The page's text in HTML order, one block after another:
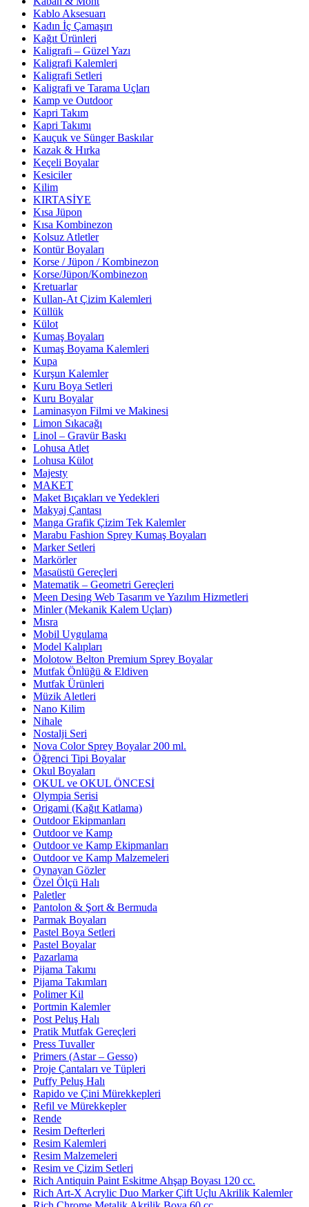
Kablo Aksesuarı
Kadın İç Çamaşırı
Kağıt Ürünleri
Kaligrafi – Güzel Yazı
Kaligrafi Kalemleri
Kaligrafi Setleri
Kaligrafi ve Tarama Uçları
Kamp ve Outdoor
Kapri Takım
Kapri Takımı
Kauçuk ve Sünger Baskılar
Kazak & Hırka
Keçeli Boyalar
Kesiciler
Kilim
KIRTASİYE
Kısa Jüpon
Kısa Kombinezon
Kolsuz Atletler
Kontür Boyaları
Korse / Jüpon / Kombinezon
Korse/Jüpon/Kombinezon
Kretuarlar
Kullan-At Çizim Kalemleri
Küllük
Külot
Kumaş Boyaları
Kumaş Boyama Kalemleri
Kupa
Kurşun Kalemler
Kuru Boya Setleri
Kuru Boyalar
Laminasyon Filmi ve Makinesi
Limon Sıkacağı
Linol – Gravür Baskı
Lohusa Atlet
Lohusa Külot
Majesty
MAKET
Maket Bıçakları ve Yedekleri
Makyaj Çantası
Manga Grafik Çizim Tek Kalemler
Marabu Fashion Sprey Kumaş Boyaları
Marker Setleri
Markörler
Masaüstü Gereçleri
Matematik – Geometri Gereçleri
Meen Desing Web Tasarım ve Yazılım Hizmetleri
Minler (Mekanik Kalem Uçları)
Mısra
Mobil Uygulama
Model Kalıpları
Molotow Belton Premium Sprey Boyalar
Mutfak Önlüğü & Eldiven
Mutfak Ürünleri
Müzik Aletleri
Nano Kilim
Nihale
Nostalji Seri
Nova Color Sprey Boyalar 200 ml.
Öğrenci Tipi Boyalar
Okul Boyaları
OKUL ve OKUL ÖNCESİ
Olympia Serisi
Origami (Kağıt Katlama)
Outdoor Ekipmanları
Outdoor ve Kamp
Outdoor ve Kamp Ekipmanları
Outdoor ve Kamp Malzemeleri
Oynayan Gözler
Özel Ölçü Halı
Paletler
Pantolon & Şort & Bermuda
Parmak Boyaları
Pastel Boya Setleri
Pastel Boyalar
Pazarlama
Pijama Takımı
Pijama Takımları
Polimer Kil
Portmin Kalemler
Post Peluş Halı
Pratik Mutfak Gereçleri
Press Tuvaller
Primers (Astar – Gesso)
Proje Çantaları ve Tüpleri
Puffy Peluş Halı
Rapido ve Çini Mürekkepleri
Refil ve Mürekkepler
Rende
Resim Defterleri
Resim Kalemleri
Resim Malzemeleri
Resim ve Çizim Setleri
Rich Antiquin Paint Eskitme Ahşap Boyası 120 cc.
Rich Art-X Acrylic Duo Marker Çift Uçlu Akrilik Kalemler